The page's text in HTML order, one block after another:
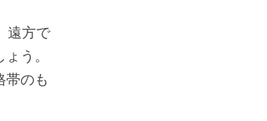
遠方で
う。
帯のも